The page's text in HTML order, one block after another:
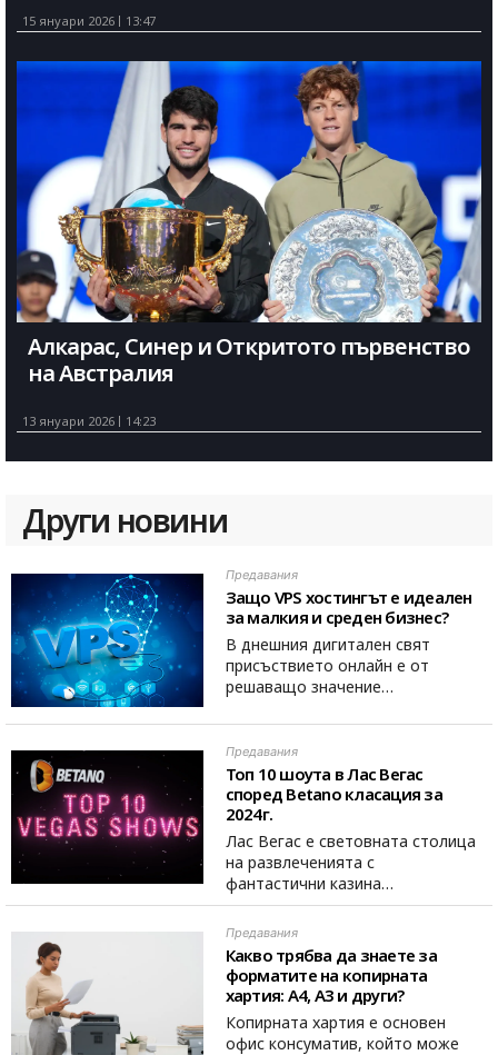
15 януари 2026 13:47
Алкарас, Синер и Откритото първенство
на Австралия
13 януари 2026 14:23
Други новини
Предавания
Защо VPS хостингът е идеален
за малкия и среден бизнес?
В днешния дигитален свят
присъствието онлайн е от
решаващо значение…
Предавания
Топ 10 шоута в Лас Вегас
според Betano класация за
2024г.
Лас Вегас е световната столица
на развлеченията с
фантастични казина…
Предавания
Какво трябва да знаете за
форматите на копирната
хартия: A4, A3 и други?
Копирната хартия е основен
офис консуматив, който може